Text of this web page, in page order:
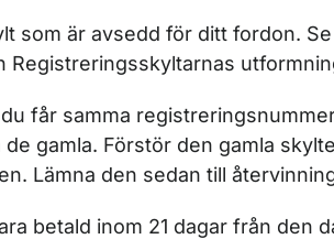
som är avsedd för ditt fordon.
Registreringsskyltarnas
får samma
de gamla. Förstör den gamla
Lämna den sedan till
betald inom 21 dagar från den